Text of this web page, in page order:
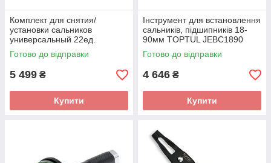
Комплект для снятия/
установки сальников
универсальный 22ед.
TOPTUL JGAI2201
Готово до відправки
5 499 ₴
Купити
Інструмент для встановлення
сальників, підшипників 18-
90мм TOPTUL JEBC1890
Готово до відправки
4 646 ₴
Купити